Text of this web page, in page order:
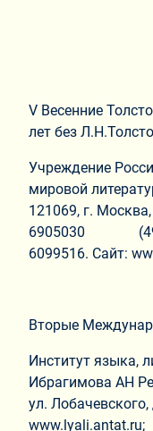
V Весенние
лет без
Учреждение
мировой
121069, г.
6905030
6099516. Сайт:
Вторые
Институт языка,
Ибрагимова АН
ул.
www.lyali.antat.ru;